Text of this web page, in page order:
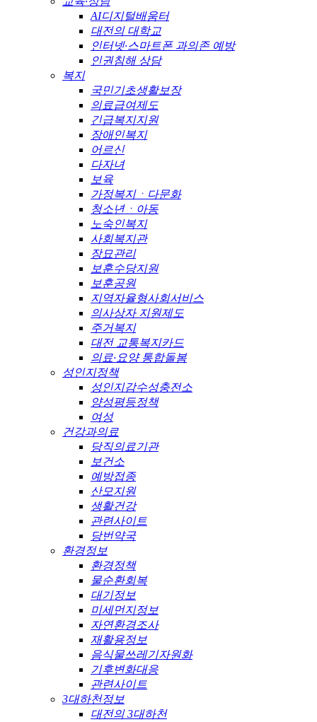
AI디지털배움터
대전의 대학교
인터넷·스마트폰 과의존 예방
인권침해 상담
복지
국민기초생활보장
의료급여제도
긴급복지지원
장애인복지
어르신
다자녀
보육
가정복지ㆍ다문화
청소년ㆍ아동
노숙인복지
사회복지관
장묘관리
보훈수당지원
보훈공원
지역자율형사회서비스
의사상자 지원제도
주거복지
대전 교통복지카드
의료·요양 통합돌봄
성인지정책
성인지감수성충전소
양성평등정책
여성
건강과의료
당직의료기관
보건소
예방접종
산모지원
생활건강
관련사이트
당번약국
환경정보
환경정책
물순환회복
대기정보
미세먼지정보
자연환경조사
재활용정보
음식물쓰레기자원화
기후변화대응
관련사이트
3대하천정보
대전의 3대하천